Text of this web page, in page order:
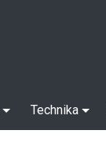
Technika